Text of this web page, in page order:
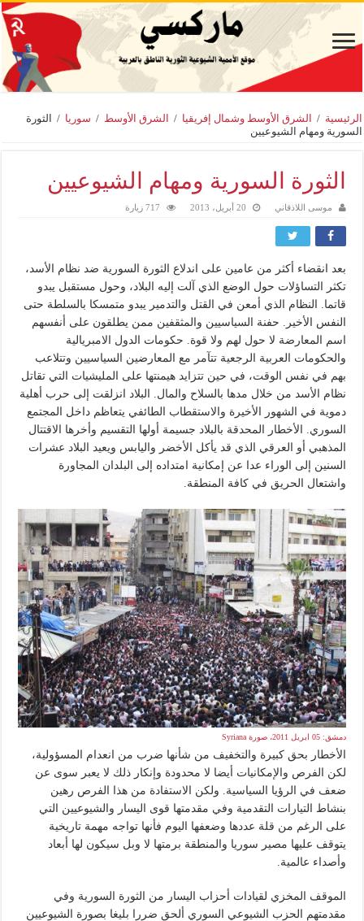
الرئيسية / الشرق الأوسط وشمال إفريقيا / الشرق الأوسط / سوريا /
الثورة
السورية ومهام الشيوعيين
الثورة السورية ومهام الشيوعيين
موسى اللاذقاني 20 أبريل، 2013 717 زيارة
بعد انقضاء أكثر من عامين على اندلاع الثورة السورية ضد نظام الأسد،
تكثر التساؤلات حول الوضع الذي آلت إليه البلاد، وحول مستقبل يبدو
قاتما. النظام الذي أمعن في القتل والتدمير يبدو متمسكا بالسلطة حتى
النفس الأخير. حفنة السياسيين والمثقفين ممن يطلقون على أنفسهم
اسم المعارضة لا حول لهم ولا قوة. حكومات الدول الامبريالية
والحكومات العربية الرجعية تتآمر مع المعارضين السياسيين وتتلاعب
بهم في نفس الوقت، في حين تتزايد هيمنتها على المليشيات التي تقاتل
نظام الأسد من خلال مدها بالسلاح والمال. البلاد انزلقت إلى حرب أهلية
دموية في الشهور الأخيرة والاستقطاب الطائفي يتعاظم داخل المجتمع
السوري. الأخطار المحدقة بالبلاد جسيمة أولها التقسيم وأخرها الاقتتال
المذهبي أو العرقي الذي قد يأكل الأخضر واليابس ويعيد البلاد عشرات
السنين إلى الوراء عدا عن إمكانية امتداده إلى البلدان المجاورة
واشتعال الحريق في كافة المنطقة.
دمشق: 05 ابريل 2011، صورة Syriana
الأخطار بحق كبيرة والتخفيف من شأنها ضرب من انعدام المسؤولية،
لكن الفرص والإمكانيات أيضا لا محدودة وإنكار ذلك لا يعبر سوى عن
ضعف في الرؤيا السياسية. ولكن الاستفادة من هذا الفرص رهين
بنشاط التيارات التقدمية وفي مقدمتها قوى اليسار والشيوعيين التي
على الرغم من قلة عددها وضعفها اليوم فأنها تواجه مهمة تاريخية
يتوقف عليها مصير سوريا والمنطقة برمتها لا وبل سيكون لها أبعاد
وأصداء عالمية.
الموقف المخزي لقيادات أحزاب اليسار من الثورة السورية وفي
مقدمتهم الحزب الشيوعي السوري ألحق ضررا بليغا بصورة الشيوعيين